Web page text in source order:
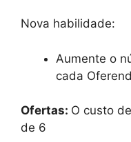
Nova habilidade:
Aumente o
cada
Ofertas: O custo
de 6